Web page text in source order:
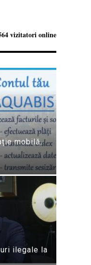
vizitatori online
mobilă,
ilegale la